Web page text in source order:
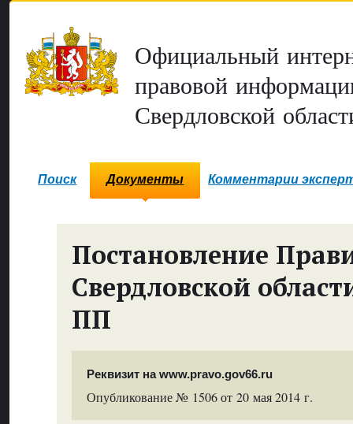
Официальный
правовой
Свердловской
Поиск Документы Комментарии
Постановление
Свердловской
ПП
Реквизит на www.pravo.gov66.ru
Опубликование № 1506 от 20 мая 2014 г.